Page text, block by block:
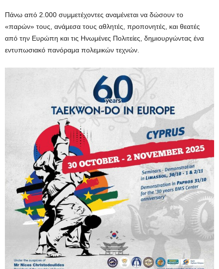
Πάνω από 2.000 συμμετέχοντες αναμένεται να δώσουν το
«παρών» τους, ανάμεσα τους αθλητές, προπονητές, και θεατές
από την Ευρώπη και τις Ηνωμένες Πολιτείες, δημιουργώντας ένα
εντυπωσιακό πανόραμα πολεμικών τεχνών.